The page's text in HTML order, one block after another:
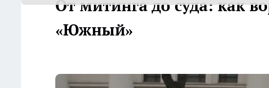
От митинга до суда: как
«Южный»